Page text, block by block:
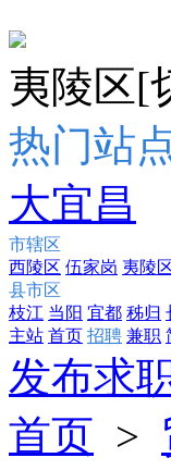
夷陵区[
热门站
大宜昌
市辖区
西陵区 伍家岗 夷陵
县市区
枝江 当阳 宜都 秭归
主站 首页 招聘 兼职
发布求
首页 >